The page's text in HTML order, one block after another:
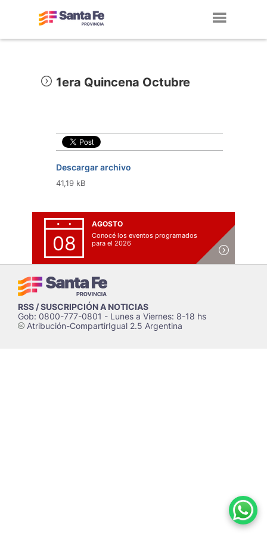
1era Quincena Octubre
Descargar archivo
41,19 kB
08
AGOSTO
Conocé los eventos programados
para el 2026
RSS / SUSCRIPCIÓN A NOTICIAS
Gob: 0800-777-0801 - Lunes a Viernes: 8-18 hs
cAtribución-CompartirIgual 2.5 Argentina